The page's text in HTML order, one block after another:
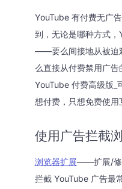
YouTube 有付费无广
到，无论是哪种方式
——要么间接地从被迫
么直接从付费禁用广告
YouTube 付费高级版_
想付费，只想免费使用
使用广告拦截
浏览器扩展——扩展/修
拦截 YouTube 广告最